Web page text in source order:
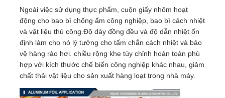
Ngoài việc sử dụng thực phẩm, cuộn giấy nhôm hoạt
động cho bao bì chống ẩm công nghiệp, bao bì cách nhiệt
và vật liệu thủ công.Độ dày đồng đều và độ dẫn nhiệt ổn
định làm cho nó lý tưởng cho tấm chắn cách nhiệt và bảo
vệ hàng rào hơi. chiều rộng khe tùy chỉnh hoàn toàn phù
hợp với kích thước chế biến công nghiệp khác nhau, giảm
chất thải vật liệu cho sản xuất hàng loạt trong nhà máy.